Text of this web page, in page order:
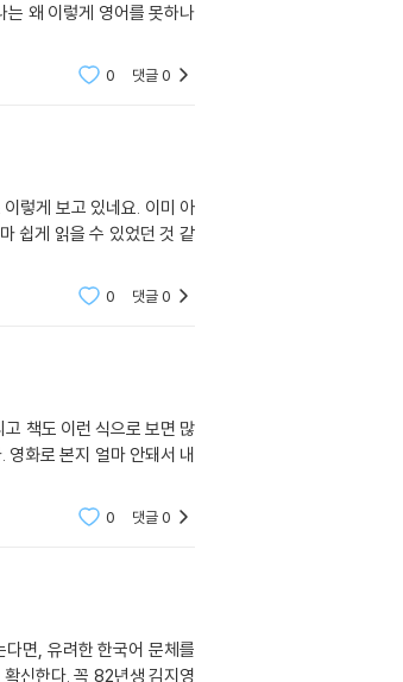
는 왜 이렇게 영어를 못하나
0 댓글0
쉽게 읽을 수 있었던 것 같
0 댓글0
책도 이런 식으로 보면 많
화로 본지 얼마 안돼서 내
0 댓글0
면, 유려한 한국어 문체를
신한다. 꼭 82년생 김지영